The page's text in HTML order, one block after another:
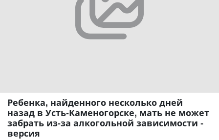
Ребенка, найденного несколько дней
назад в Усть-Каменогорске, мать не может
забрать из-за алкогольной зависимости -
версия